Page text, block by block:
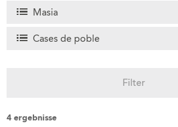
Masia
Cases de poble
Filter
4 ergebnisse